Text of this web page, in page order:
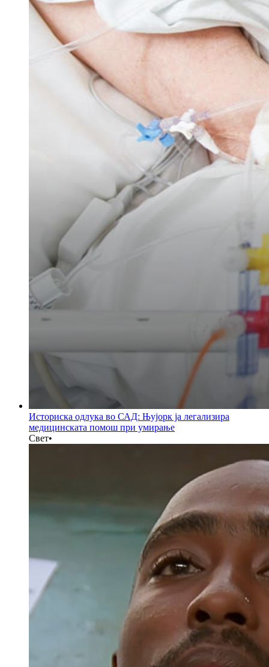
Историска одлука во САД: Њујорк ја легализира
медицинската помош при умирање
Свет•